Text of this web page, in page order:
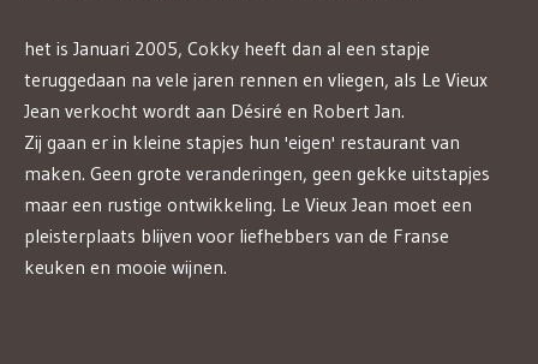
het is Januari 2005, Cokky heeft dan al een stapje
teruggedaan na vele jaren rennen en vliegen, als Le Vieux
Jean verkocht wordt aan Désiré en Robert Jan.
Zij gaan er in kleine stapjes hun 'eigen' restaurant van
maken. Geen grote veranderingen, geen gekke uitstapjes
maar een rustige ontwikkeling. Le Vieux Jean moet een
pleisterplaats blijven voor liefhebbers van de Franse
keuken en mooie wijnen.